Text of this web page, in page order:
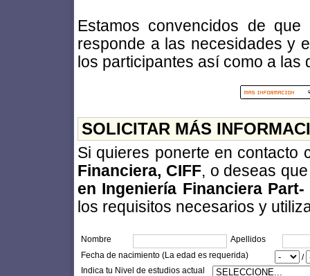
Estamos convencidos de
responde a las necesidades y
los participantes así como a
SOLICITAR MÁS
Si quieres ponerte en contacto
Financiera, CIFF, o deseas
en Ingeniería Financiera Part-
los requisitos necesarios y
Nombre
Apellidos
Fecha de nacimiento (La edad es requerida)
/
Indica tu Nivel de estudios actual